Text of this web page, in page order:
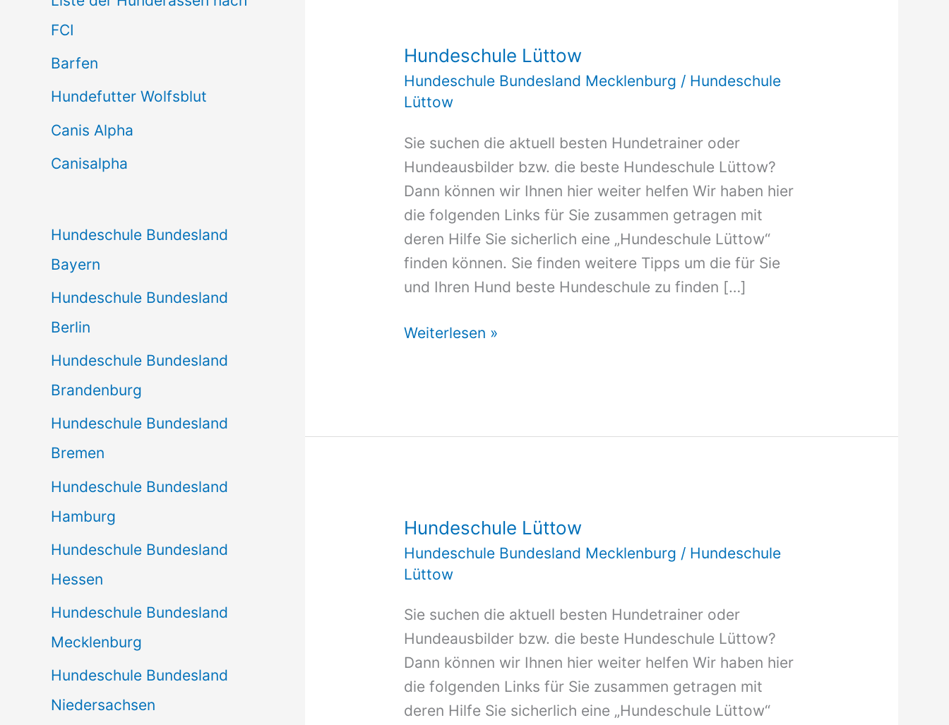
n
n
a
c
h
:
FCI
Barfen
Hundefutter Wolfsblut
Canis Alpha
Canisalpha
Hundeschule Bundesland
Bayern
Hundeschule Bundesland
Berlin
Hundeschule Bundesland
Brandenburg
Hundeschule Bundesland
Bremen
Hundeschule Bundesland
Hamburg
Hundeschule Bundesland
Hessen
Hundeschule Bundesland
Mecklenburg
Hundeschule Bundesland
Niedersachsen
Hundeschule Lüttow
Hundeschule Bundesland Mecklenburg / Hundeschule
Lüttow
Sie suchen die aktuell besten Hundetrainer oder
Hundeausbilder bzw. die beste Hundeschule Lüttow?
Dann können wir Ihnen hier weiter helfen Wir haben hier
die folgenden Links für Sie zusammen getragen mit
deren Hilfe Sie sicherlich eine „Hundeschule Lüttow“
finden können. Sie finden weitere Tipps um die für Sie
und Ihren Hund beste Hundeschule zu finden […]
Hundeschule
Weiterlesen »
Hundeschule Lüttow
Hundeschule Bundesland Mecklenburg / Hundeschule
Lüttow
Sie suchen die aktuell besten Hundetrainer oder
Hundeausbilder bzw. die beste Hundeschule Lüttow?
Dann können wir Ihnen hier weiter helfen Wir haben hier
die folgenden Links für Sie zusammen getragen mit
deren Hilfe Sie sicherlich eine „Hundeschule Lüttow“